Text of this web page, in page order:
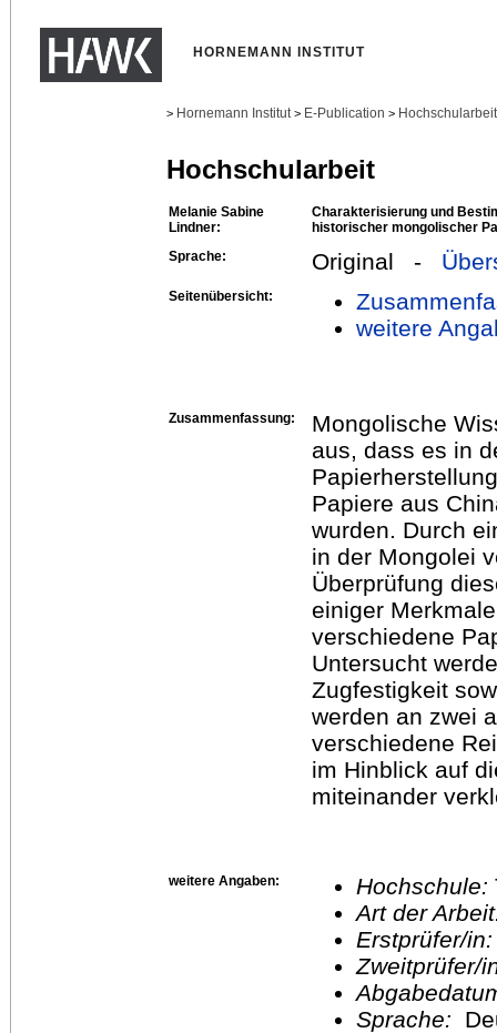
HORNEMANN INSTITUT
> Hornemann Institut > E-Publication >
Hochschularbeit
Melanie Sabine
Lindner:
Charakterisierung und
historischer mongolischer
Sprache:
Original -
Seitenübersicht:
weitere
Zusammenfassung:
Mongolische
aus, dass es in
Papiere aus
wurden. Durch
in der Mongolei
Überprüfung
einiger
verschiedene
Untersucht
Zugfestigkeit
werden an zwei
verschiedene
im Hinblick auf
miteinander
weitere Angaben: Hochschule:
Art der
Erstprüfer/
Sprache: